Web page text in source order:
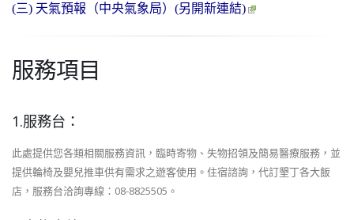
(三) 天氣預報（中央氣象局）(另開新連結)
服務項目
1.服務台：
此處提供您各類相關服務資訊，臨時寄物、失物招領及簡易醫療服務，並
提供輪椅及嬰兒推車供有需求之遊客使用。住宿諮詢，代訂墾丁各大飯
店，服務台洽詢專線：08-8825505。